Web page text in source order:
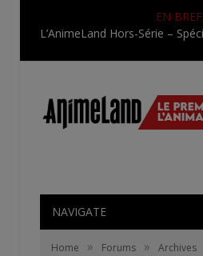
EN BREF
NAVIGATE
Home » Forums » Archives